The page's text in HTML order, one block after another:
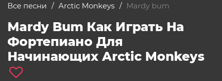
Все песни Arctic Monkeys mardy bum
Mardy Bum Как Играть На
Фортепиано Для
Начинающих Arctic Monkeys